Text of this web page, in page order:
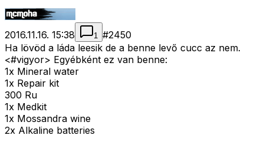
2016.11.16. 15:38 1 #2450
Ha lövöd a láda leesik de a benne levő cucc az nem.
<#vigyor> Egyébként ez van benne:
1x Mineral water
1x Repair kit
300 Ru
1x Medkit
1x Mossandra wine
2x Alkaline batteries